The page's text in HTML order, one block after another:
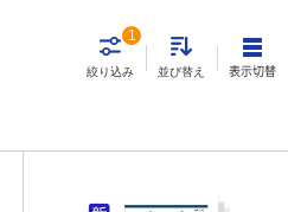
絞り込み
1
並び替え 表示切替